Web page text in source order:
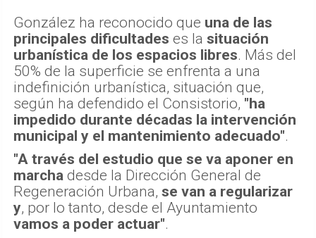
González ha reconocido que una de las
principales dificultades es la situación
urbanística de los espacios libres. Más del
50% de la superficie se enfrenta a una
indefinición urbanística, situación que,
según ha defendido el Consistorio, "ha
impedido durante décadas la intervención
municipal y el mantenimiento adecuado".
"A través del estudio que se va aponer en
marcha desde la Dirección General de
Regeneración Urbana, se van a regularizar
y, por lo tanto, desde el Ayuntamiento
vamos a poder actuar".